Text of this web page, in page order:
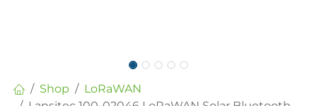
Shop
LoRaWAN